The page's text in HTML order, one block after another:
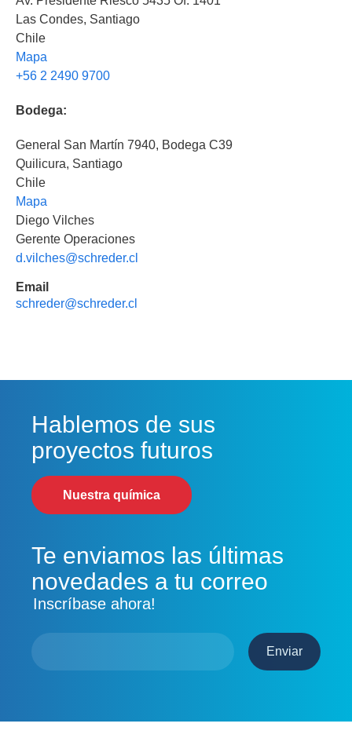
Las Condes, Santiago
Chile
Mapa
+56 2 2490 9700
Bodega:
General San Martín 7940, Bodega C39
Quilicura, Santiago
Chile
Mapa
Diego Vilches
Gerente Operaciones
d.vilches@schreder.cl
Email
schreder@schreder.cl
Hablemos de sus
proyectos futuros
Nuestra química
Te enviamos las últimas
novedades a tu correo
Inscríbase ahora!